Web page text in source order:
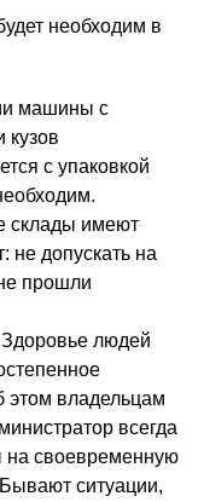
необходим в
машины с
кузов
с упаковкой
склады имеют
не допускать на
прошли
людей
этом владельцам
всегда
на своевременную
ситуации,